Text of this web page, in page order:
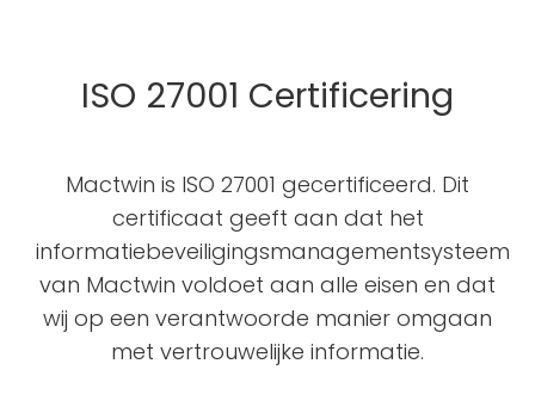
ISO 27001 Certificering
Mactwin is ISO 27001 gecertificeerd. Dit
certificaat geeft aan dat het
informatiebeveiligingsmanagementsysteem
van Mactwin voldoet aan alle eisen en dat
wij op een verantwoorde manier omgaan
met vertrouwelijke informatie.